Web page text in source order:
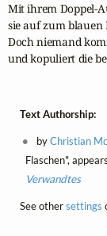
Mit ihrem Doppel-
sie auf zum blauen
Doch niemand
und kopuliert die
Text Authorship:
byChristian
Flaschen",
Verwandtes
See othersettings